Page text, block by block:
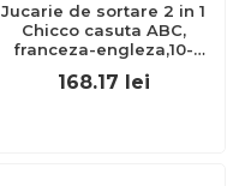
Jucarie de sortare 2 in 1
Chicco casuta ABC,
franceza-engleza,10-
36luni CHC1209600-1
168.17 lei